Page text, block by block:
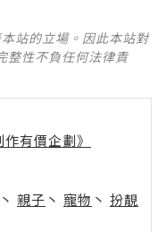
站的立場。因此本站對
整性不負任何法律責
有價企劃》
丶 親子 丶 寵物 丶 扮靚